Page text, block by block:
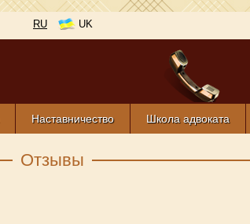
RU UK
Наставничество Школа адвоката
Отзывы